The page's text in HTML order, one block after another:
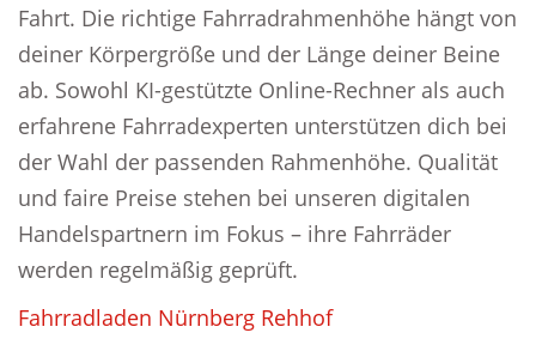
Fahrt. Die richtige Fahrradrahmenhöhe hängt von
deiner Körpergröße und der Länge deiner Beine
ab. Sowohl KI-gestützte Online-Rechner als auch
erfahrene Fahrradexperten unterstützen dich bei
der Wahl der passenden Rahmenhöhe. Qualität
und faire Preise stehen bei unseren digitalen
Handelspartnern im Fokus – ihre Fahrräder
werden regelmäßig geprüft.
Fahrradladen Nürnberg Rehhof